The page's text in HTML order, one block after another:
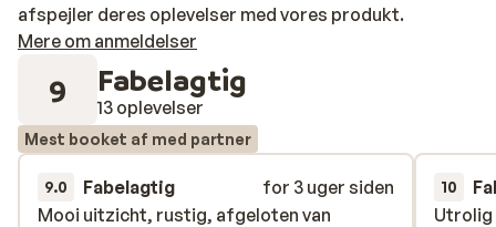
afspejler deres oplevelser med vores produkt.
Mere om anmeldelser
9 Fabelagtig
13 oplevelser
Mest booket af med partner
9.0 Fabelagtig
for 3 uger siden
Mooi uitzicht, rustig, afgeloten van
Mooi uitzicht, rustig, afgeloten van
10
Utrolig
Utrolig